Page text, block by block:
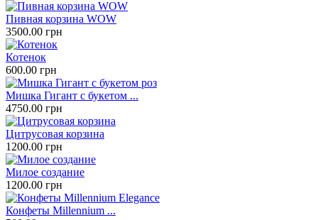
Пивная корзина WOW
3500.00 грн
Котенок
600.00 грн
Мишка Гигант с букетом ...
4750.00 грн
Цитрусовая корзина
1200.00 грн
Милое создание
1200.00 грн
Конфеты Millennium ...